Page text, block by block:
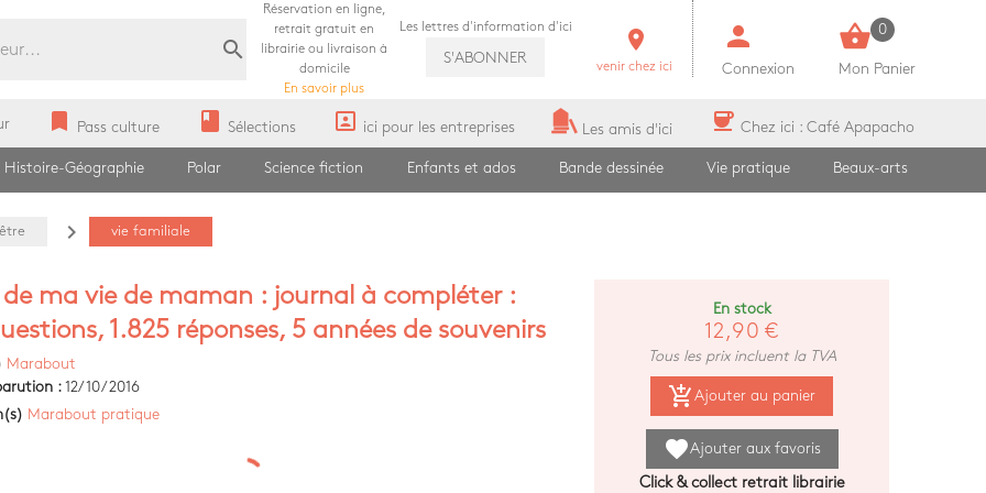
search
Réservation en ligne,
retrait gratuit en
librairie ou livraison à
domicile
En savoir plus
Les lettres d'information d'ici
S'ABONNER
room
venir chez ici
person
Connexion
shopping_basket 0
Mon Panier
bookmark Pass culture book Sélections portrait ici pour les entreprises Les amis d'ici coffee Chez ici : Café Apapacho
Histoire-Géographie Polar Science fiction Enfants et ados Bande dessinée Vie pratique Beaux-arts
navigate_next vie familiale
de ma vie de maman : journal à compléter :
1.825 réponses, 5 années de souvenirs
Marabout
: 12/10/2016
Marabout pratique
En stock
12,90 €
Tous les prix incluent la TVA
add_shopping_cart Ajouter au panier
favoriteAjouter aux favoris
Click & collect retrait librairie